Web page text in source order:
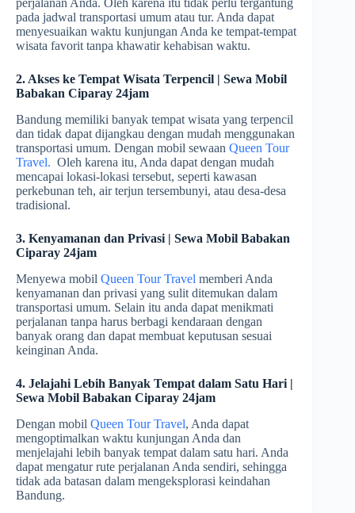
perjalanan Anda. Oleh karena itu tidak perlu tergantung
pada jadwal transportasi umum atau tur. Anda dapat
menyesuaikan waktu kunjungan Anda ke tempat-tempat
wisata favorit tanpa khawatir kehabisan waktu.
2. Akses ke Tempat Wisata Terpencil | Sewa Mobil
Babakan Ciparay 24jam
Bandung memiliki banyak tempat wisata yang terpencil
dan tidak dapat dijangkau dengan mudah menggunakan
transportasi umum. Dengan mobil sewaan Queen Tour
Travel. Oleh karena itu, Anda dapat dengan mudah
mencapai lokasi-lokasi tersebut, seperti kawasan
perkebunan teh, air terjun tersembunyi, atau desa-desa
tradisional.
3. Kenyamanan dan Privasi | Sewa Mobil Babakan
Ciparay 24jam
Menyewa mobil Queen Tour Travel memberi Anda
kenyamanan dan privasi yang sulit ditemukan dalam
transportasi umum. Selain itu anda dapat menikmati
perjalanan tanpa harus berbagi kendaraan dengan
banyak orang dan dapat membuat keputusan sesuai
keinginan Anda.
4. Jelajahi Lebih Banyak Tempat dalam Satu Hari |
Sewa Mobil Babakan Ciparay 24jam
Dengan mobil Queen Tour Travel, Anda dapat
mengoptimalkan waktu kunjungan Anda dan
menjelajahi lebih banyak tempat dalam satu hari. Anda
dapat mengatur rute perjalanan Anda sendiri, sehingga
tidak ada batasan dalam mengeksplorasi keindahan
Bandung.